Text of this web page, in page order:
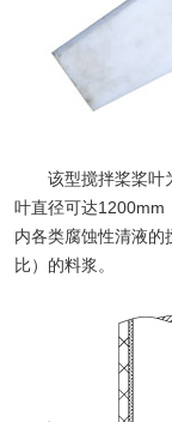
该型搅拌桨桨叶为
叶直径可达1200mm
内各类腐蚀性清液的
比）的料浆。